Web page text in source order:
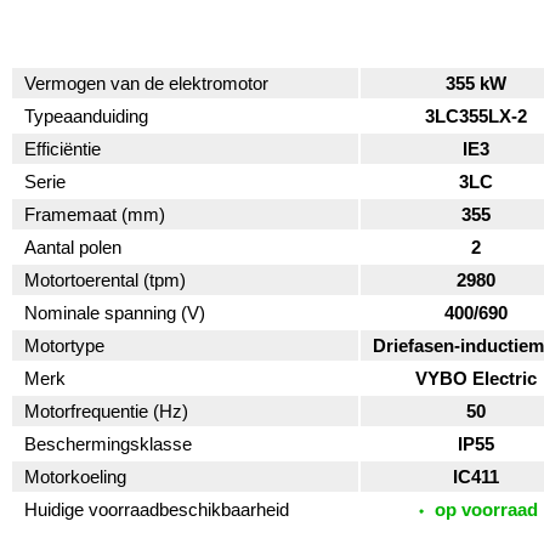
Vermogen van de elektromotor
355 kW
Typeaanduiding
3LC355LX-2
Efficiëntie
IE3
Serie
3LC
Framemaat (mm)
355
Aantal polen
2
Motortoerental (tpm)
2980
Nominale spanning (V)
400/690
Motortype
Driefasen-
Merk
VYBO Electric
Motorfrequentie (Hz)
50
Beschermingsklasse
IP55
Motorkoeling
IC411
Huidige voorraadbeschikbaarheid
op voorraad